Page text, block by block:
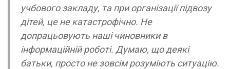
учбового закладу, та при організації підвозу
дітей, це не катастрофічно. Не
допрацьовують наші чиновники в
інформаційній роботі. Думаю, що деякі
батьки, просто не зовсім розуміють ситуацію.